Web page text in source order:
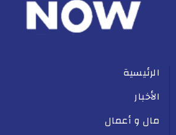
الرئيسية
الأخبار
مال و أعمال